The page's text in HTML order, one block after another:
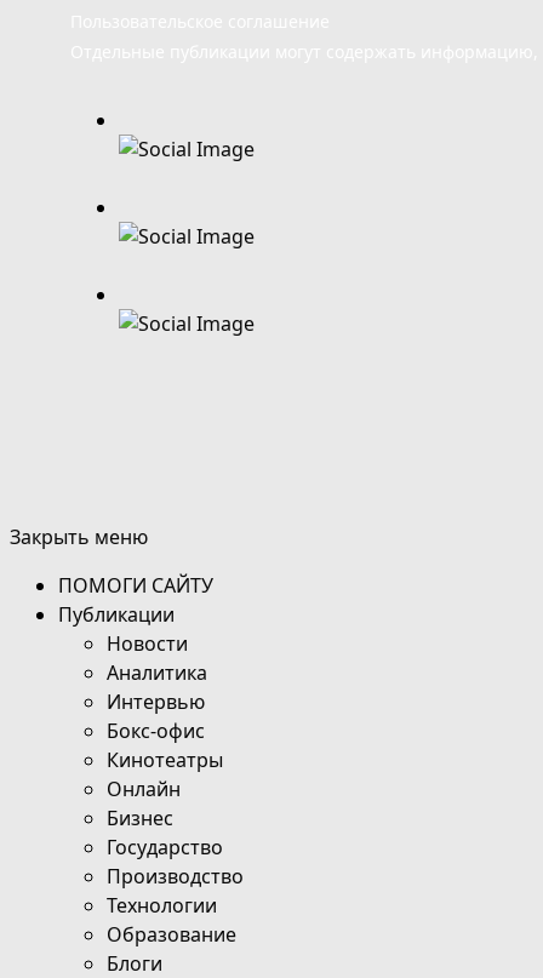
Закрыть меню
ПОМОГИ САЙТУ
Публикации
Новости
Аналитика
Интервью
Бокс-офис
Кинотеатры
Онлайн
Бизнес
Государство
Производство
Технологии
Образование
Блоги